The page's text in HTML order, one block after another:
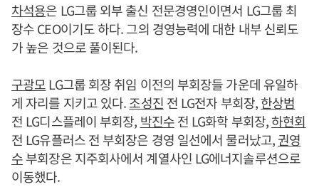
차석용은 LG그룹 외부 출신 전문경영인이면서 LG그룹 최
장수 CEO이기도 하다. 그의 경영능력에 대한 내부 신뢰도
가 높은 것으로 풀이된다.
구광모LG그룹 회장 취임 이전의 부회장들 가운데 유일하
게 자리를 지키고 있다.조성진 전 LG전자 부회장,한상범
전 LG디스플레이 부회장, 박진수전 LG화학 부회장,하현회
전 LG유플러스 전 부회장은 경영 일선에서 물러났고,권영
수부회장은 지주회사에서 계열사인 LG에너지솔루션으로
이동했다.